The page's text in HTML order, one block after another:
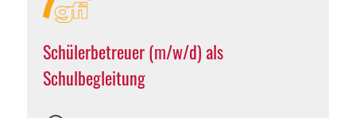
Schülerbetreuer (m/w/d) als
Schulbegleitung